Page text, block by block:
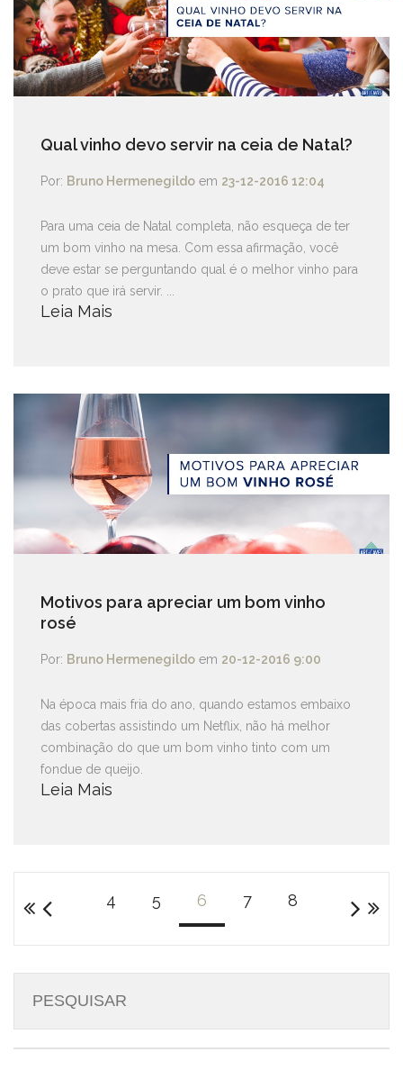
Qual vinho devo servir na ceia de Natal?
Por: Bruno Hermenegildo em 23-12-2016 12:04
Para uma ceia de Natal completa, não esqueça de ter
um bom vinho na mesa. Com essa afirmação, você
deve estar se perguntando qual é o melhor vinho para
o prato que irá servir. ...
Leia Mais
Motivos para apreciar um bom vinho
rosé
Por: Bruno Hermenegildo em 20-12-2016 9:00
Na época mais fria do ano, quando estamos embaixo
das cobertas assistindo um Netflix, não há melhor
combinação do que um bom vinho tinto com um
fondue de queijo.
Leia Mais
4 5 6 7 8